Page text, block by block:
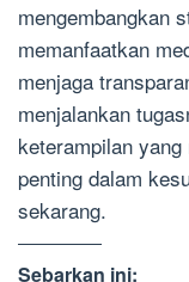
mengembangkan
memanfaatkan
menjaga
menjalankan
keterampilan
penting dalam
sekarang.
Sebarkan ini: